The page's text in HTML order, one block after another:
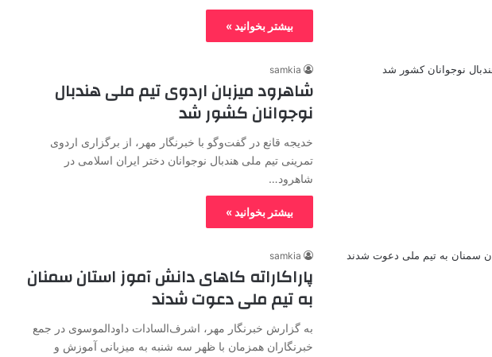
بیشتر بخوانید »
samkia
شاهرود میزبان اردوی تیم ملی هندبال
نوجوانان کشور شد
خدیجه قانع در گفت‌وگو با خبرنگار مهر، از برگزاری اردوی
تمرینی تیم ملی هندبال نوجوانان دختر ایران اسلامی در
شاهرود…
بیشتر بخوانید »
samkia
پاراکاراته کاهای دانش آموز استان سمنان
به تیم ملی دعوت شدند
به گزارش خبرنگار مهر، اشرف‌السادات داودالموسوی در جمع
خبرنگاران همزمان با ظهر سه شنبه به میزبانی آموزش و